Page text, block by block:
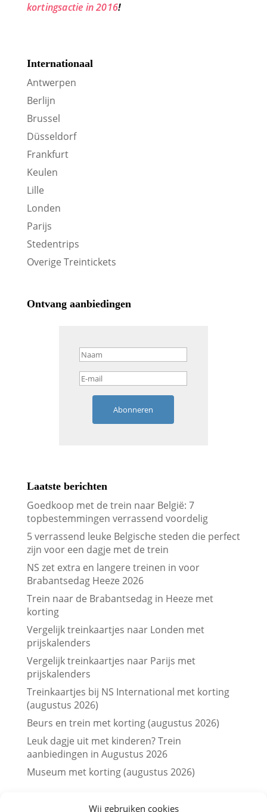
Wij gebruiken cookies
kortingsactie in 2016!
Internationaal
Antwerpen
Berlijn
Brussel
Düsseldorf
Frankfurt
Keulen
Lille
Londen
Parijs
Stedentrips
Overige Treintickets
Ontvang aanbiedingen
Abonneren
Laatste berichten
Goedkoop met de trein naar België: 7
topbestemmingen verrassend voordelig
5 verrassend leuke Belgische steden die perfect
zijn voor een dagje met de trein
NS zet extra en langere treinen in voor
Brabantsedag Heeze 2026
Trein naar de Brabantsedag in Heeze met
korting
Vergelijk treinkaartjes naar Londen met
prijskalenders
Vergelijk treinkaartjes naar Parijs met
prijskalenders
Treinkaartjes bij NS International met korting
(augustus 2026)
Beurs en trein met korting (augustus 2026)
Leuk dagje uit met kinderen? Trein
aanbiedingen in Augustus 2026
Museum met korting (augustus 2026)